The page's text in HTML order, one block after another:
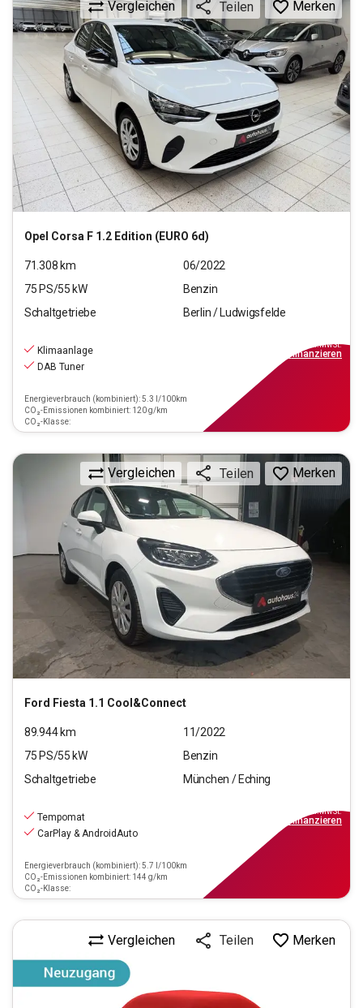
Opel Corsa F 1.2 Edition (EURO 6d)
Vergleichen Teilen Merken
71.308 km
06/2022
75 PS/55 kW
Benzin
Schaltgetriebe
Berlin / Ludwigsfelde
Klimaanlage
DAB Tuner
Energieverbrauch (kombiniert): 5.3 l/100km
CO₂-Emissionen kombiniert: 120 g/km
CO₂-Klasse:
inkl.MwSt.
finanzieren
Ford Fiesta 1.1 Cool&Connect
Vergleichen Teilen Merken
89.944km
11/2022
75 PS/55 kW
Benzin
Schaltgetriebe
München / Eching
Tempomat
CarPlay & AndroidAuto
Energieverbrauch (kombiniert): 5.7 l/100km
CO₂-Emissionen kombiniert: 144 g/km
CO₂-Klasse:
inkl.MwSt.
finanzieren
Vergleichen Teilen Merken